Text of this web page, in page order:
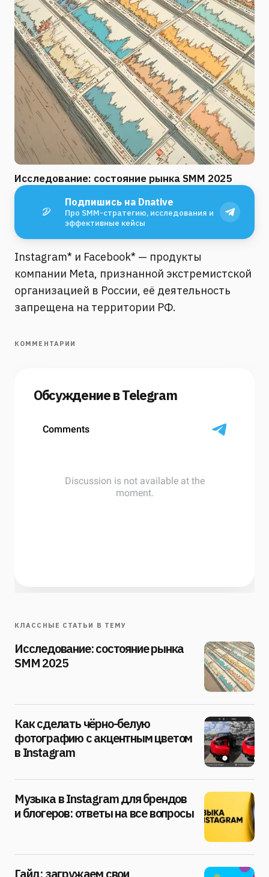
Исследование: состояние рынка SMM 2025
Подпишись на Dnative
Про SMM-стратегию, исследования и
эффективные кейсы
Instagram* и Facebook* — продукты
компании Meta, признанной экстремистской
организацией в России, её деятельность
запрещена на территории РФ.
КОММЕНТАРИИ
Обсуждение в Telegram
КЛАССНЫЕ СТАТЬИ В ТЕМУ
Исследование: состояние рынка
SMM 2025
Как сделать чёрно-белую
фотографию с акцентным цветом
в Instagram
Музыка в Instagram для брендов
и блогеров: ответы на все вопросы
Гайд: загружаем свои